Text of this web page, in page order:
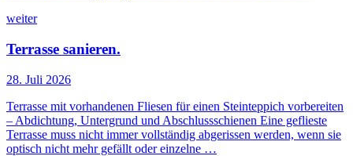
weiter
Terrasse sanieren.
28. Juli 2026
Terrasse mit vorhandenen Fliesen für einen Steinteppich vorbereiten
– Abdichtung, Untergrund und Abschlussschienen Eine geflieste
Terrasse muss nicht immer vollständig abgerissen werden, wenn sie
optisch nicht mehr gefällt oder einzelne …